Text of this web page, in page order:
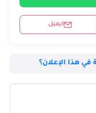
ايميل
هذا الإعلان؟